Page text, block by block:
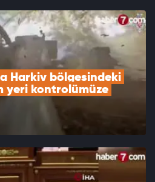
Harkiv bölgesindeki
yeri kontrolümüze